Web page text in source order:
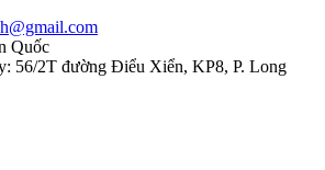
Quốc
56/2T đường Điểu Xiển, KP8, P. Long